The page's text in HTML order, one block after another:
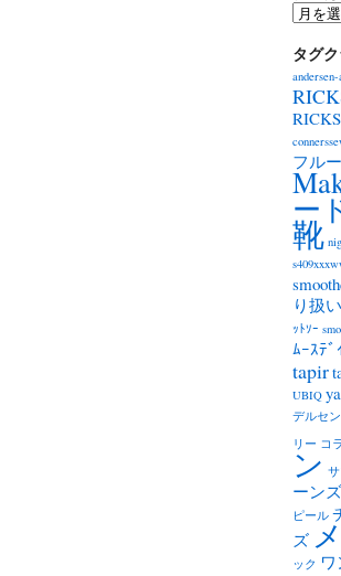
リア
カ
イ
ブ
タグ
フル
ー
靴
り扱い
ｯﾄｿｰ
ﾑｰｽﾃﾞ
tapir
UBIQ
デルセン
リー コ
ン
ーンズ
ピール
ズ
ック